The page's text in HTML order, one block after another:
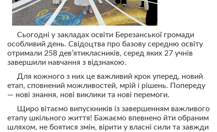
Сьогодні у закладах освіти Березанської громади
особливий день. Свідоцтва про базову середню освіту
отримали 258 дев’ятикласників, серед яких 27 учнів
завершили навчання з відзнакою.
Для кожного з них це важливий крок уперед, новий
етап, сповнений можливостей, мрій і рішень. Попереду
— нові знання, нові виклики та нові перемоги.
Щиро вітаємо випускників із завершенням важливого
етапу шкільного життя! Бажаємо впевнено йти обраним
шляхом, не боятися змін, вірити у власні сили та завжди